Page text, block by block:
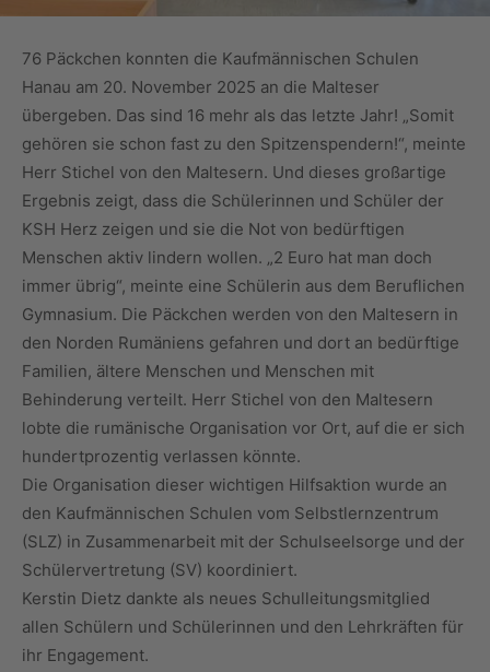
76 Päckchen konnten die Kaufmännischen Schulen
Hanau am 20. November 2025 an die Malteser
übergeben. Das sind 16 mehr als das letzte Jahr! „Somit
gehören sie schon fast zu den Spitzenspendern!“, meinte
Herr Stichel von den Maltesern. Und dieses großartige
Ergebnis zeigt, dass die Schülerinnen und Schüler der
KSH Herz zeigen und sie die Not von bedürftigen
Menschen aktiv lindern wollen. „2 Euro hat man doch
immer übrig“, meinte eine Schülerin aus dem Beruflichen
Gymnasium. Die Päckchen werden von den Maltesern in
den Norden Rumäniens gefahren und dort an bedürftige
Familien, ältere Menschen und Menschen mit
Behinderung verteilt. Herr Stichel von den Maltesern
lobte die rumänische Organisation vor Ort, auf die er sich
hundertprozentig verlassen könnte.
Die Organisation dieser wichtigen Hilfsaktion wurde an
den Kaufmännischen Schulen vom Selbstlernzentrum
(SLZ) in Zusammenarbeit mit der Schulseelsorge und der
Schülervertretung (SV) koordiniert.
Kerstin Dietz dankte als neues Schulleitungsmitglied
allen Schülern und Schülerinnen und den Lehrkräften für
ihr Engagement.